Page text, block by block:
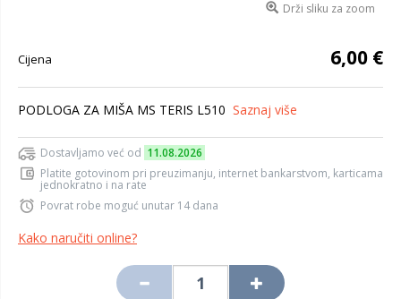
Drži sliku za zoom
Cijena 6,00 €
PODLOGA ZA MIŠA MS TERIS L510 Saznaj više
Dostavljamo već od 11.08.2026
Platite gotovinom pri preuzimanju, internet bankarstvom, karticama
jednokratno i na rate
Povrat robe moguć unutar 14 dana
Kako naručiti online?